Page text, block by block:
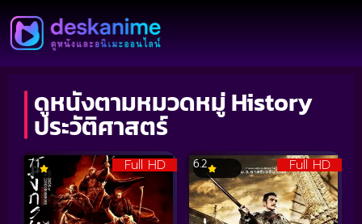
ดูหนังตามหมวดหมู่ History
ประวัติศาสตร์
Full HD
7.1 Full HD
6.2